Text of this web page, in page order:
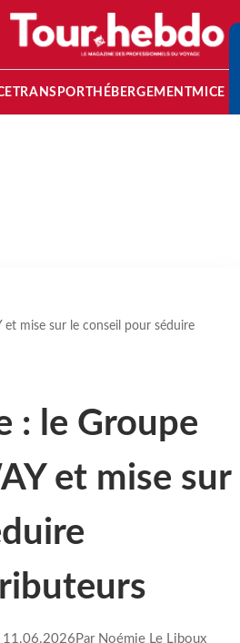
TRANSPORT HÉBERGEMENTMICE
mise sur le conseil pour séduire
: le Groupe
et mise sur
11.06.2026 Par Noémie Le Liboux